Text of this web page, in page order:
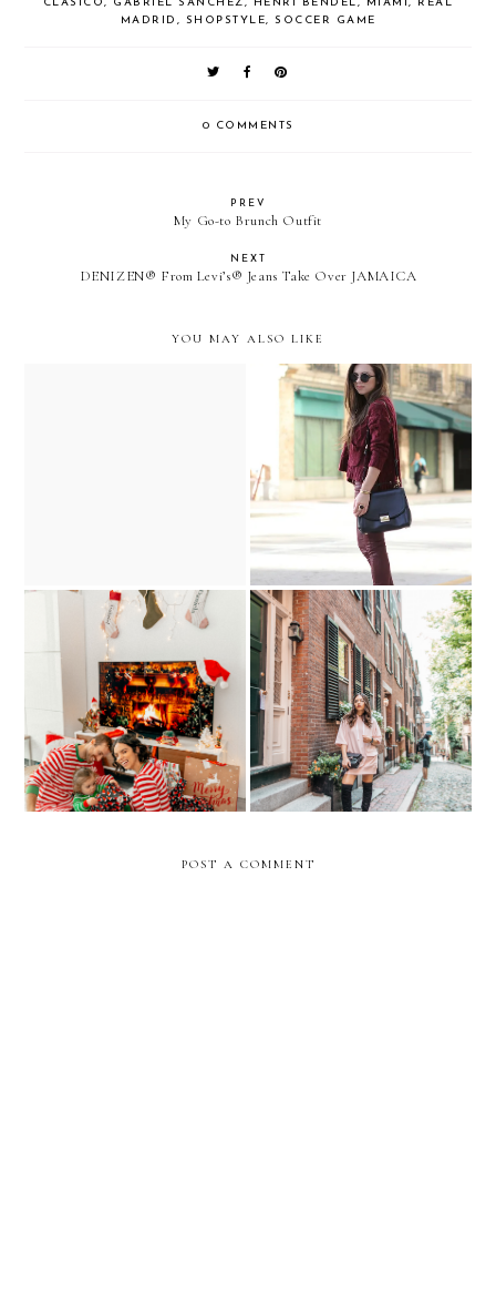
CLÁSICO, GABRIEL SANCHEZ, HENRI BENDEL, MIAMI, REAL
MADRID , SHOPSTYLE, SOCCER GAME
0 COMMENTS
PREV
My Go-to Brunch Outfit
NEXT
DENIZEN® From Levi’s® Jeans Take Over JAMAICA
YOU MAY ALSO LIKE
Goin' Downtown...
Holiday Traditions at
Home
Exploring Boston. Acorn
Street
POST A COMMENT